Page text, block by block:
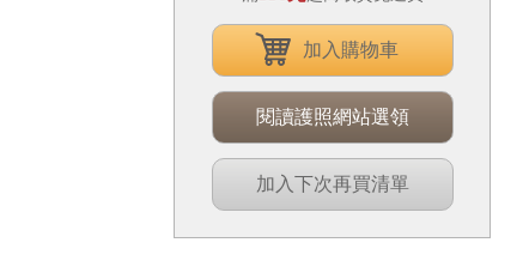
加入購物車
閱讀護照網站選領
加入下次再買清單